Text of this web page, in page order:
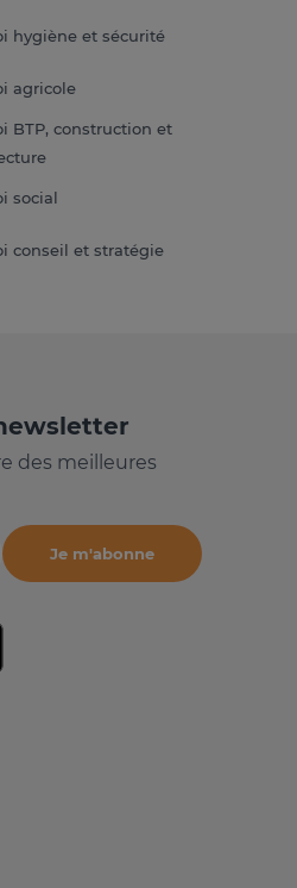
hygiène et sécurité
agricole
BTP, construction et
social
conseil et stratégie
des meilleures
Je m'abonne